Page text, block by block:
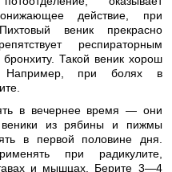
действие, при
веник прекрасно
респираторным
бронхиту. Такой веник хорош
Например, при болях в
в вечернее время — они
веники из рябины и пижмы
в первой половине дня.
при радикулите,
и мышцах. Берите 3—4